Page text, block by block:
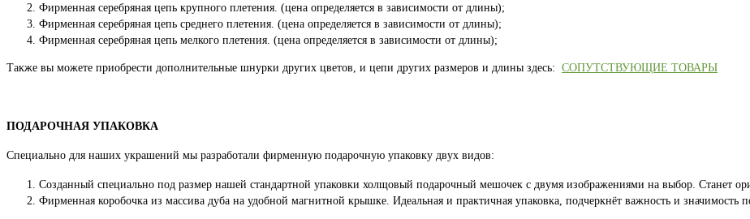
Фирменная серебряная цепь крупного плетения. (цена определяется в зависимости от длины);
Фирменная серебряная цепь среднего плетения. (цена определяется в зависимости от длины);
Фирменная серебряная цепь мелкого плетения. (цена определяется в зависимости от длины);
Также вы можете приобрести дополнительные шнурки других цветов, и цепи других размеров и длины здесь: СОПУТСТВУЮЩИЕ ТОВАРЫ
ПОДАРОЧНАЯ УПАКОВКА
Специально для наших украшений мы разработали фирменную подарочную упаковку двух видов:
Созданный специально под размер нашей стандартной упаковки холщовый подарочный мешочек с двумя изображениями на выбор. Станет
Фирменная коробочка из массива дуба на удобной магнитной крышке. Идеальная и практичная упаковка, подчеркнёт важность и значимость